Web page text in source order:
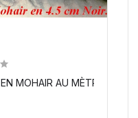
MOHAIR AU MÈTRE EN